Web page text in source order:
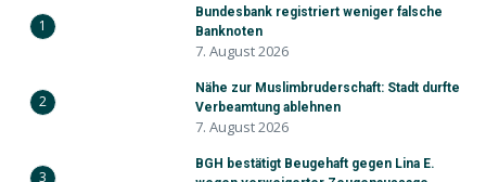
1
Bundesbank registriert weniger falsche
Banknoten
7. August 2026
2
Nähe zur Muslimbruderschaft: Stadt durfte
Verbeamtung ablehnen
7. August 2026
3
BGH bestätigt Beugehaft gegen Lina E.